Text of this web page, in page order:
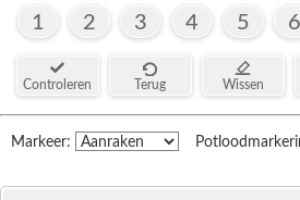
1 2 3 4 5 6
Controleren Terug Wissen
Markeer: